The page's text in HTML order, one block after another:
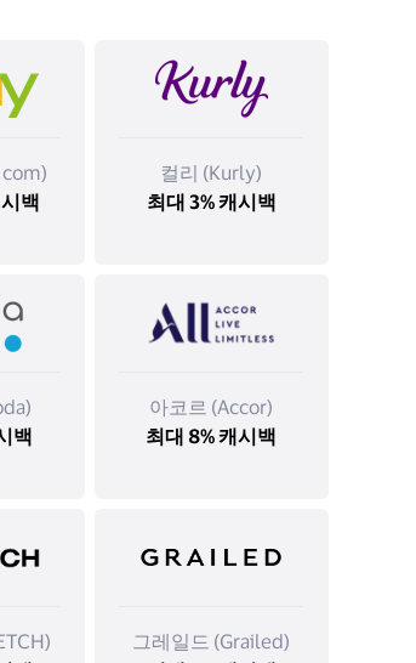
백
컬리 (Kurly)
최대 3% 캐시백
백
아코르 (Accor)
최대 8% 캐시백
그레일드 (Grailed)